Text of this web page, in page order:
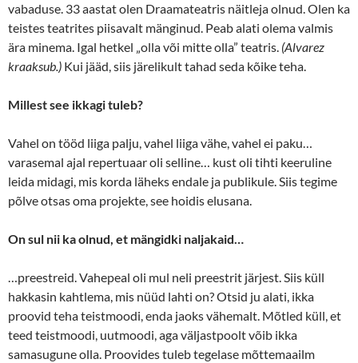
vabaduse. 33 aastat olen Draamateatris näitleja olnud. Olen ka
teistes teatrites piisavalt mänginud. Peab alati olema valmis
ära minema. Igal hetkel „olla või mitte olla” teatris. (Alvarez
kraaksub.) Kui jääd, siis järelikult tahad seda kõike teha.
Millest see ikkagi tuleb?
Vahel on tööd liiga palju, vahel liiga vähe, vahel ei paku…
varasemal ajal repertuaar oli selline… kust oli tihti keeruline
leida midagi, mis korda läheks endale ja publikule. Siis tegime
põlve otsas oma projekte, see hoidis elusana.
On sul nii ka olnud, et mängidki naljakaid…
…preestreid. Vahepeal oli mul neli preestrit järjest. Siis küll
hakkasin kahtlema, mis nüüd lahti on? Otsid ju alati, ikka
proovid teha teistmoodi, enda jaoks vähemalt. Mõtled küll, et
teed teistmoodi, uutmoodi, aga väljastpoolt võib ikka
samasugune olla. Proovides tuleb tegelase mõttemaailm